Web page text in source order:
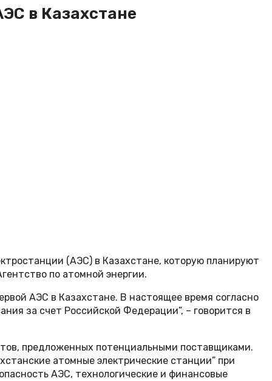
в Казахстане
(АЭС) в Казахстане, которую планируют
по атомной энергии.
АЭС в Казахстане. В настоящее время согласно
за счет Российской Федерации”, – говорится в
предложенных потенциальными поставщиками.
атомные электрические станции” при
АЭС, технологические и финансовые